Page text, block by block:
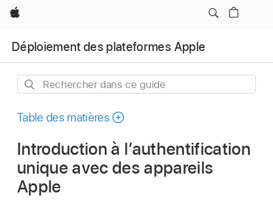
Apple
Déploiement des plateformes Apple
Rechercher
ce
Table des matières
Introduction à l’authentification
unique avec des appareils
Apple